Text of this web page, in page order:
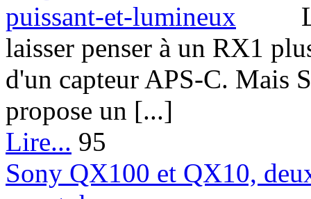
laisser penser à un RX1
d'un capteur APS-C. Mais
propose un [...]
Lire... 95
Sony QX100 et QX10,